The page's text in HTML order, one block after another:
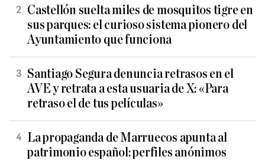
Castellón suelta miles de mosquitos tigre en
sus parques: el curioso sistema pionero del
Ayuntamiento que funciona
Santiago Segura denuncia retrasos en el
AVE y retrata a esta usuaria de X: «Para
retraso el de tus películas»
La propaganda de Marruecos apunta al
patrimonio español: perfiles anónimos